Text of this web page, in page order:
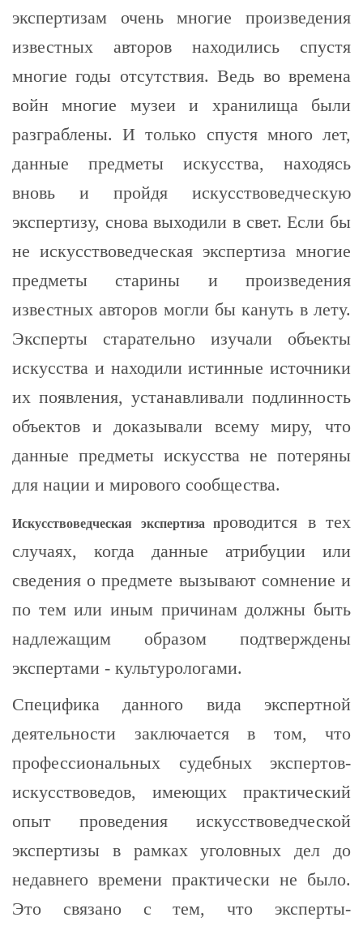
экспертизам очень многие произведения
известных авторов находились спустя
многие годы отсутствия. Ведь во времена
войн многие музеи и хранилища были
разграблены. И только спустя много лет,
данные предметы искусства, находясь
вновь и пройдя искусствоведческую
экспертизу, снова выходили в свет. Если бы
не искусствоведческая экспертиза многие
предметы старины и произведения
известных авторов могли бы кануть в лету.
Эксперты старательно изучали объекты
искусства и находили истинные источники
их появления, устанавливали подлинность
объектов и доказывали всему миру, что
данные предметы искусства не потеряны
для нации и мирового сообщества.
Искусствоведческая экспертиза проводится в тех
случаях, когда данные атрибуции или
сведения о предмете вызывают сомнение и
по тем или иным причинам должны быть
надлежащим образом подтверждены
экспертами - культурологами.
Специфика данного вида экспертной
деятельности заключается в том, что
профессиональных судебных экспертов-
искусствоведов, имеющих практический
опыт проведения искусствоведческой
экспертизы в рамках уголовных дел до
недавнего времени практически не было.
Это связано с тем, что эксперты-